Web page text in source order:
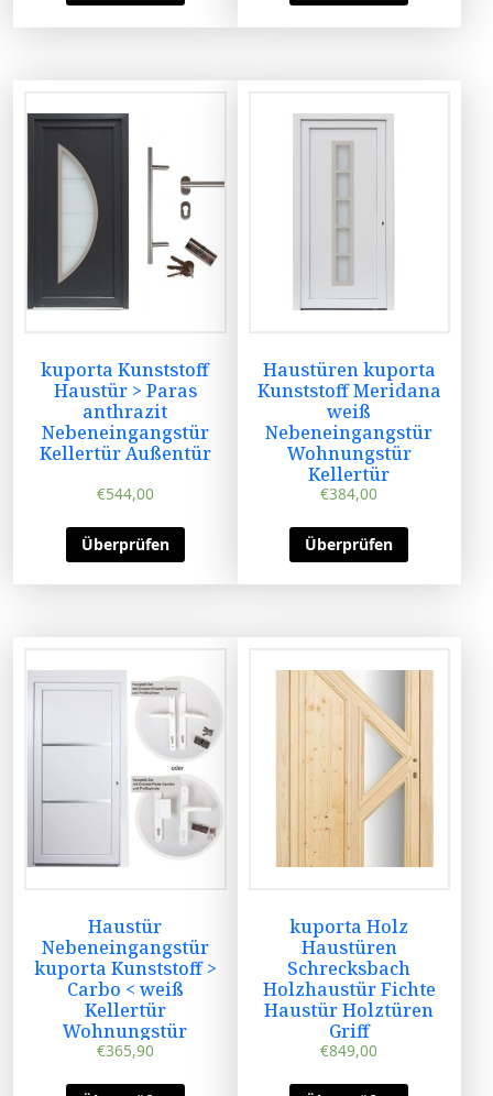
kuporta Kunststoff
Haustür > Paras
anthrazit
Nebeneingangstür
Kellertür Außentür
€544,00
Überprüfen
Haustüren kuporta
Kunststoff Meridana
weiß
Nebeneingangstür
Wohnungstür
Kellertür
€384,00
Überprüfen
Haustür
Nebeneingangstür
kuporta Kunststoff >
Carbo < weiß
Kellertür
Wohnungstür
€365,90
kuporta Holz
Haustüren
Schrecksbach
Holzhaustür Fichte
Haustür Holztüren
Griff
€849,00